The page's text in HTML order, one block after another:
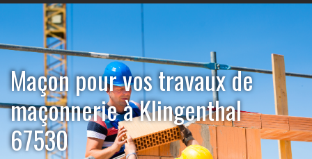
Maçon pour vos travaux de
maçonnerie à Klingenthal
67530